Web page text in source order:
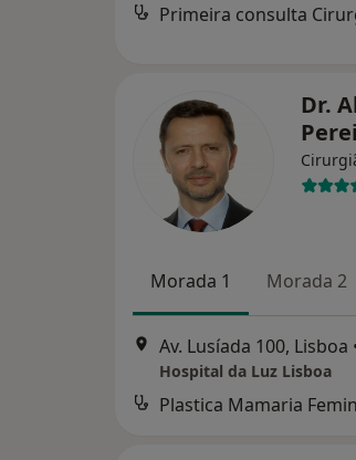
Dr.
Morada 1 Morada 2
Av. Lusíada 100, Lisboa
Hospital da Luz Lisboa